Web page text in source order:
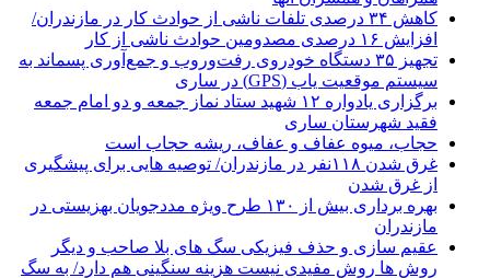
کاهش ۳۴ درصدی تلفات ناشی از حوادث كار در مازندران/
افزایش ۱۶ درصدی مصدومین حوادث ناشی از کار
تجهیز ۳۵ دستگاه خودروی رفت‌وروب و جمع‌آوری پسماند به
سیستم موقعیت یاب (GPS) در ساری
برگزاری یادواره ۱۲ شهید ستاد نماز جمعه و دو امام جمعه
فقید شهرستان ساری
حجاب، میوه عفاف و عفاف، ریشه حجاب است
غرق شدن ۱۱۸نفر در مازندران/ توصيه هايی برای پيشگيری
از غرق شدن
بهره برداری بیش از ۱۳۰ طرح ویژه مددجویان بهزیستی در
مازندران
عقیم سازی و حذف فیزیکی سگ های بلا صاحب و دیگر
روش ها روش مفیدی نیست هزینه سنگینی هم دارد/ به سگ